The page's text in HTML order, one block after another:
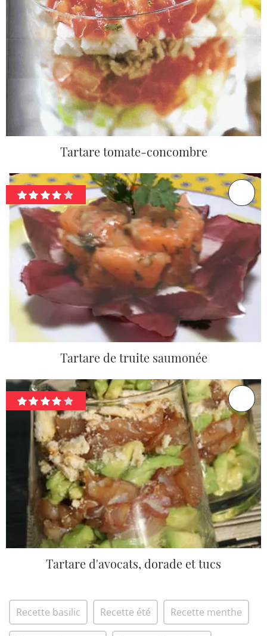
Tartare tomate-concombre
Tartare de truite saumonée
Tartare d'avocats, dorade et tucs
Recette basilic Recette été Recette menthe